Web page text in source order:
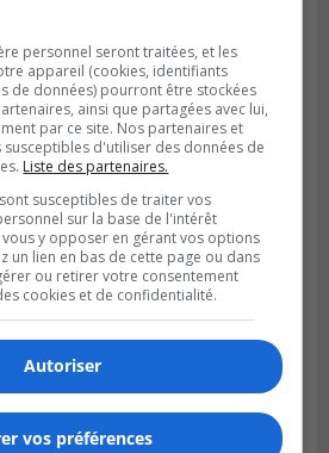
un contrat pour
d’incinération
personnel seront traitées, et les
appareil (cookies, identifiants
de données) pourront être stockées
ainsi que partagées avec lui,
par ce site. Nos partenaires et
d'utiliser des données de
Liste des partenaires.
susceptibles de traiter vos
sur la base de l'intérêt
y opposer en gérant vos options
un lien en bas de cette page ou dans
ou retirer votre consentement
cookies et de confidentialité.
Autoriser
vos préférences